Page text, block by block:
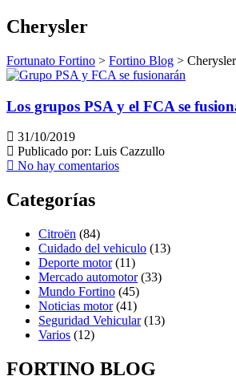
Cherysler
Fortunato Fortino > Fortino Blog > Cherysler
Los grupos PSA y el FCA se
31/10/2019
Publicado por: Luis Cazzullo
No hay comentarios
Categorías
Citroën (84)
Cuidado del vehiculo (13)
Deporte motor(11)
Mercado automotor(33)
Mundo Fortino (45)
Noticias motor(41)
Seguridad Vehicular(13)
Varios (12)
FORTINO BLOG